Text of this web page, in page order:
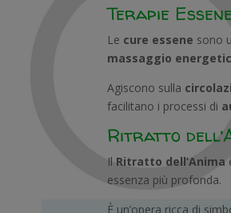
Terapie
Le cure essene sono
massaggio
Agiscono sulla
facilitano i processi di
Ritratto
Il Ritratto dell’Anima
essenza più profonda.
È un’opera ricca di